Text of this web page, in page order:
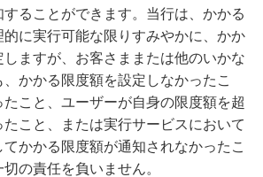
することができます。当行は、かかる
に実行可能な限りすみやかに、かか
しますが、お客さままたは他のいかな
、かかる限度額を設定しなかったこ
たこと、ユーザーが自身の限度額を超
たこと、または実行サービスにおいて
かかる限度額が通知されなかったこ
の責任を負いません。